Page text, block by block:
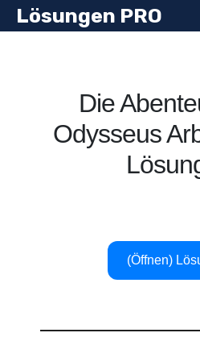
Zum
InhaltLösungen PRO
Die
Odysseus
(Öffnen)